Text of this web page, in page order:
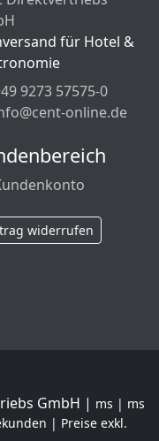
für Hotel &
9273 57575-0
online.de
widerrufen
GmbH | ms | ms
| Preise exkl.